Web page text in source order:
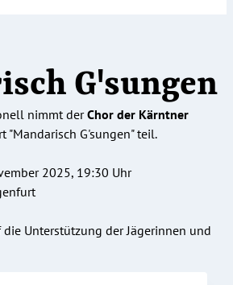
G'sungen
nimmt derChor der Kärntner
"Mandarisch G'sungen" teil.
2025, 19:30 Uhr
die Unterstützung der Jägerinnen und